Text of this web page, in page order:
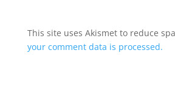
This site uses Akismet to reduce
your comment data is processed.